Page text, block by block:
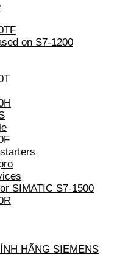
on S7-1200
SIMATIC S7-1500
HÃNG SIEMENS